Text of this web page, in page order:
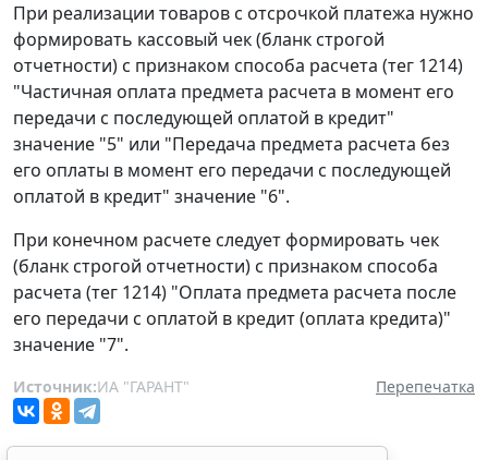
При реализации товаров с отсрочкой платежа нужно
формировать кассовый чек (бланк строгой
отчетности) с признаком способа расчета (тег 1214)
"Частичная оплата предмета расчета в момент его
передачи с последующей оплатой в кредит"
значение "5" или "Передача предмета расчета без
его оплаты в момент его передачи с последующей
оплатой в кредит" значение "6".
При конечном расчете следует формировать чек
(бланк строгой отчетности) с признаком способа
расчета (тег 1214) "Оплата предмета расчета после
его передачи с оплатой в кредит (оплата кредита)"
значение "7".
Источник:ИА "ГАРАНТ" Перепечатка